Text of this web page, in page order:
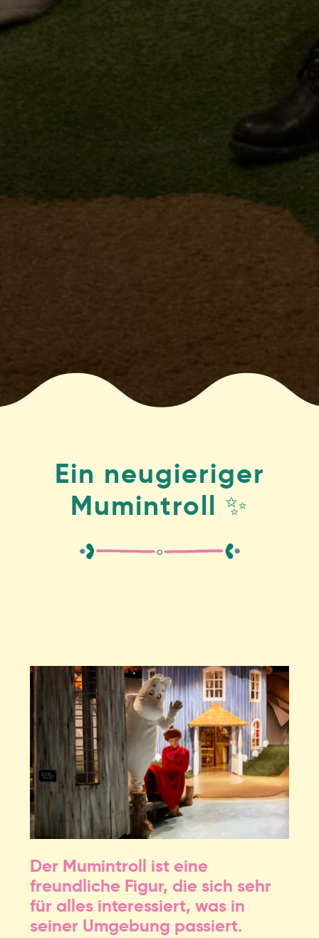
Ein neugieriger
Mumintroll ✨
Der Mumintroll ist eine
freundliche Figur, die sich sehr
für alles interessiert, was in
seiner Umgebung passiert.